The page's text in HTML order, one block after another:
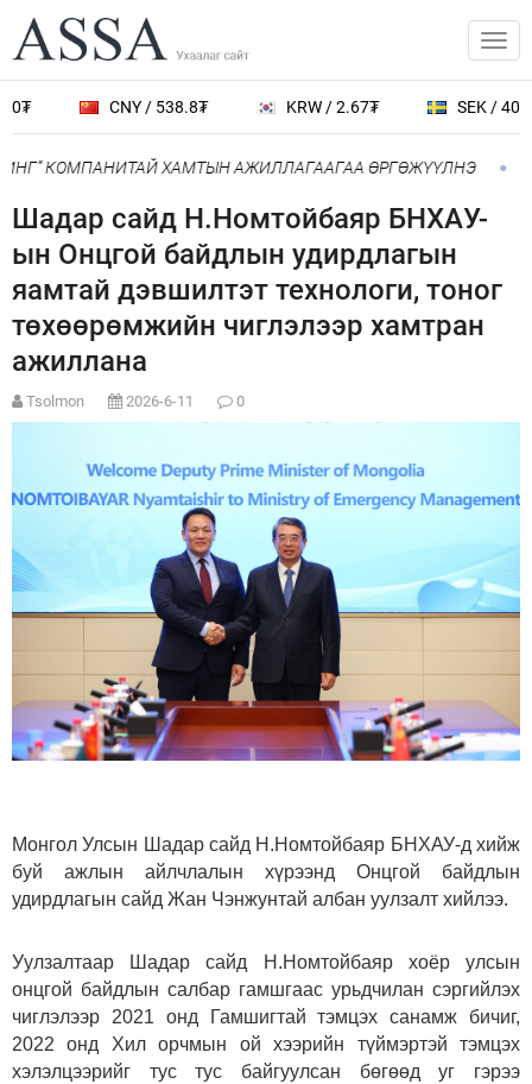
CNY / 538.8₮ KRW / 2.67₮ SEK / 401.7₮
КОМПАНИТАЙ ХАМТЫН АЖИЛЛАГААГАА ӨРГӨЖҮҮЛНЭ
Шадар сайд Н.Номтойбаяр БНХАУ-
ын Онцгой байдлын удирдлагын
яамтай дэвшилтэт технологи, тоног
төхөөрөмжийн чиглэлээр хамтран
ажиллана
Tsolmon 2026-6-11 0
Монгол Улсын Шадар сайд Н.Номтойбаяр БНХАУ-д хийж
буй ажлын айлчлалын хүрээнд Онцгой байдлын
удирдлагын сайд Жан Чэнжунтай албан уулзалт хийлээ.
Уулзалтаар Шадар сайд Н.Номтойбаяр хоёр улсын
онцгой байдлын салбар гамшгаас урьдчилан сэргийлэх
чиглэлээр 2021 онд Гамшигтай тэмцэх санамж бичиг,
2022 онд Хил орчмын ой хээрийн түймэртэй тэмцэх
хэлэлцээрийг тус тус байгуулсан бөгөөд уг гэрээ